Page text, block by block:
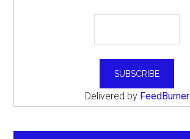
Delivered by FeedBurner